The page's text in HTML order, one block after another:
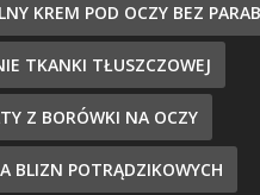
KREM POD OCZY BEZ
TKANKI TŁUSZCZOWEJ
Z BORÓWKI NA OCZY
BLIZN POTRĄDZIKOWYCH